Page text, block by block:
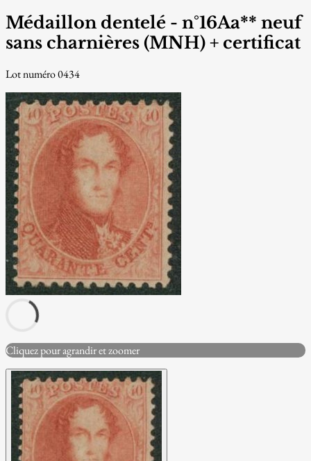
Médaillon dentelé - n°16Aa** neuf
sans charnières (MNH) + certificat
Lot numéro 0434
Cliquez pour agrandir et zoomer